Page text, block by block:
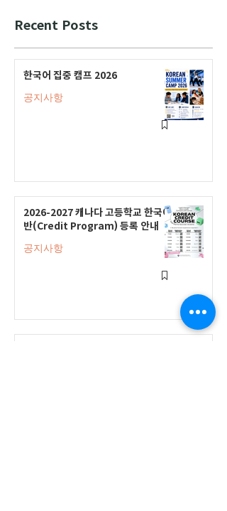
Recent Posts
한국어 집중 캠프 2026
공지사항
2026-2027 캐나다 고등학교 한국어
반(Credit Program) 등록 안내
공지사항